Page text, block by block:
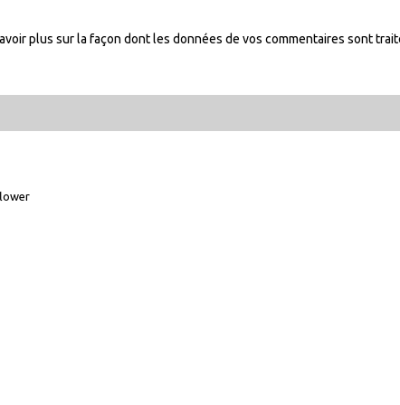
plus sur la façon dont les données de vos commentaires sont